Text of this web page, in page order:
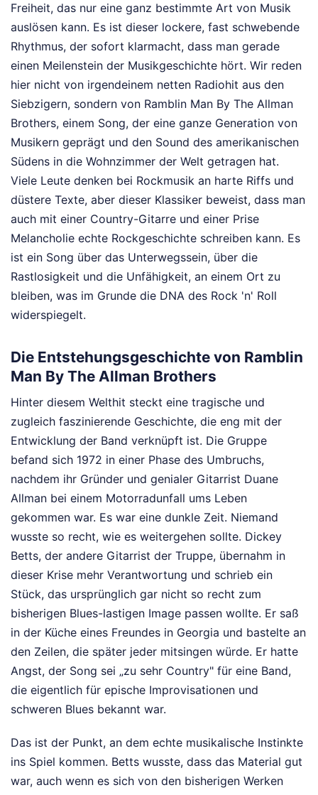
Freiheit, das nur eine ganz bestimmte Art von Musik
auslösen kann. Es ist dieser lockere, fast schwebende
Rhythmus, der sofort klarmacht, dass man gerade
einen Meilenstein der Musikgeschichte hört. Wir reden
hier nicht von irgendeinem netten Radiohit aus den
Siebzigern, sondern von Ramblin Man By The Allman
Brothers, einem Song, der eine ganze Generation von
Musikern geprägt und den Sound des amerikanischen
Südens in die Wohnzimmer der Welt getragen hat.
Viele Leute denken bei Rockmusik an harte Riffs und
düstere Texte, aber dieser Klassiker beweist, dass man
auch mit einer Country-Gitarre und einer Prise
Melancholie echte Rockgeschichte schreiben kann. Es
ist ein Song über das Unterwegssein, über die
Rastlosigkeit und die Unfähigkeit, an einem Ort zu
bleiben, was im Grunde die DNA des Rock 'n' Roll
widerspiegelt.
Die Entstehungsgeschichte von Ramblin
Man By The Allman Brothers
Hinter diesem Welthit steckt eine tragische und
zugleich faszinierende Geschichte, die eng mit der
Entwicklung der Band verknüpft ist. Die Gruppe
befand sich 1972 in einer Phase des Umbruchs,
nachdem ihr Gründer und genialer Gitarrist Duane
Allman bei einem Motorradunfall ums Leben
gekommen war. Es war eine dunkle Zeit. Niemand
wusste so recht, wie es weitergehen sollte. Dickey
Betts, der andere Gitarrist der Truppe, übernahm in
dieser Krise mehr Verantwortung und schrieb ein
Stück, das ursprünglich gar nicht so recht zum
bisherigen Blues-lastigen Image passen wollte. Er saß
in der Küche eines Freundes in Georgia und bastelte an
den Zeilen, die später jeder mitsingen würde. Er hatte
Angst, der Song sei „zu sehr Country" für eine Band,
die eigentlich für epische Improvisationen und
schweren Blues bekannt war.
Das ist der Punkt, an dem echte musikalische Instinkte
ins Spiel kommen. Betts wusste, dass das Material gut
war, auch wenn es sich von den bisherigen Werken